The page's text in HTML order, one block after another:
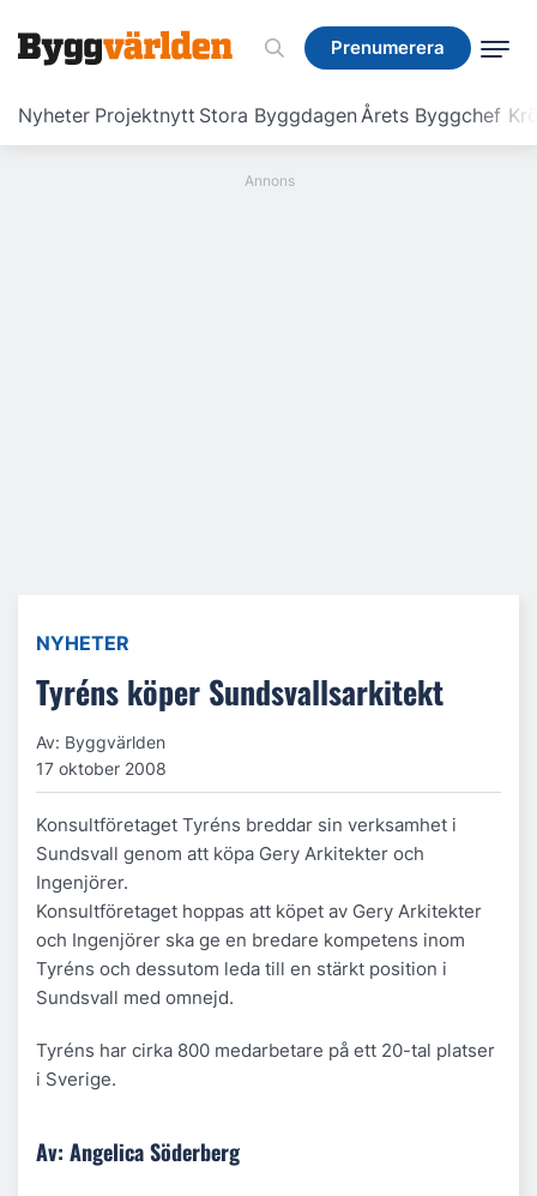
Prenumerera
Nyheter Projektnytt Stora ByggdagenÅrets Byggchef
Prenumerera
NYHETER
Tyréns köper Sundsvallsarkitekt
Av: Byggvärlden
17 oktober 2008
Konsultföretaget Tyréns breddar sin verksamhet i
Sundsvall genom att köpa Gery Arkitekter och
Ingenjörer.
Konsultföretaget hoppas att köpet av Gery Arkitekter
och Ingenjörer ska ge en bredare kompetens inom
Tyréns och dessutom leda till en stärkt position i
Sundsvall med omnejd.
Tyréns har cirka 800 medarbetare på ett 20-tal platser
i Sverige.
Av: Angelica Söderberg